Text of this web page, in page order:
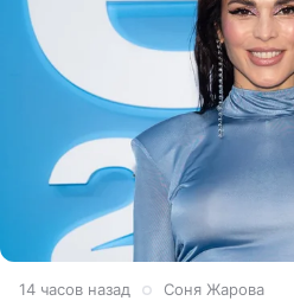
14 часов назад Соня Жарова